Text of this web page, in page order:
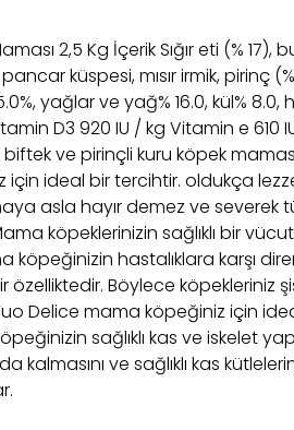
2,5 Kg İçerik Sığır eti (%
küspesi, mısır irmik, pirinç
yağlar ve yağ% 16.0, kül%
D3 920 IU / kg Vitamin e 610
ve pirinçli kuru köpek
ideal bir tercihtir. oldukça
asla hayır demez ve
köpeklerinizin sağlıklı bir
hastalıklara karşı
Böylece köpekleriniz
Delice mama köpeğiniz için
sağlıklı kas ve iskelet
ve sağlıklı kas